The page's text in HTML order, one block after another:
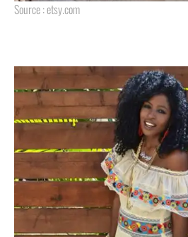
Source : etsy.com